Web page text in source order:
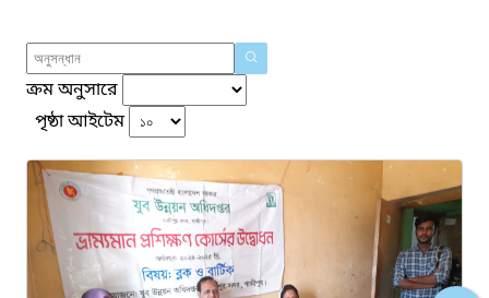
ক্রম অনুসারে
পৃষ্ঠা আইটেম